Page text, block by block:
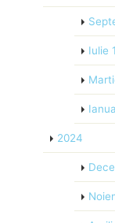
Iulie 1
2024